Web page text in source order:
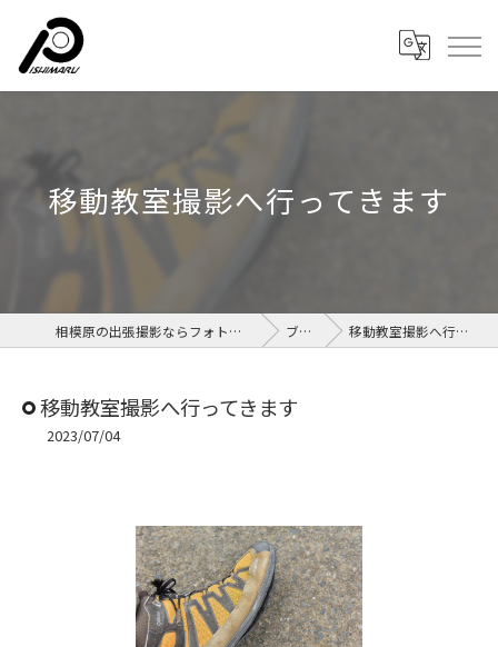
移動教室撮影へ行ってきます
相模原の出張撮影ならフォトルームイシマル ブログ 移動教室撮影へ行ってきます
移動教室撮影へ行ってきます
2023/07/04